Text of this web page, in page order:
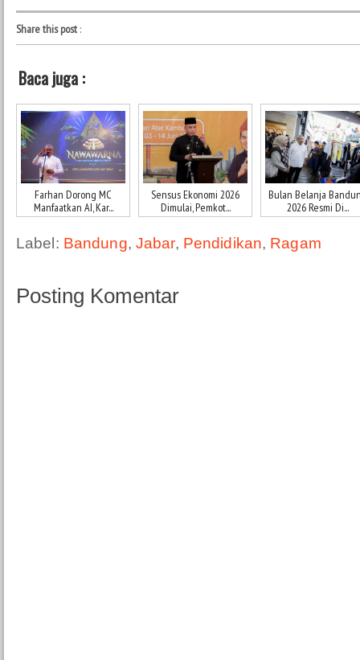
Share this post:
Baca juga :
Farhan Dorong MC
Manfaatkan AI, Kar...
Sensus Ekonomi 2026
Dimulai, Pemkot...
Bulan Belanja
2026 Resmi Di...
Label: Bandung, Jabar, Pendidikan, Ragam
Posting Komentar